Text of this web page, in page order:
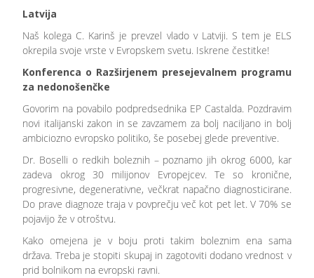
Latvija
Naš kolega C. Karinš je prevzel vlado v Latviji. S tem je ELS
okrepila svoje vrste v Evropskem svetu. Iskrene čestitke!
Konferenca o Razširjenem presejevalnem programu
za nedonošenčke
Govorim na povabilo podpredsednika EP Castalda. Pozdravim
novi italijanski zakon in se zavzamem za bolj naciljano in bolj
ambiciozno evropsko politiko, še posebej glede preventive.
Dr. Boselli o redkih boleznih – poznamo jih okrog 6000, kar
zadeva okrog 30 milijonov Evropejcev. Te so kronične,
progresivne, degenerativne, večkrat napačno diagnosticirane.
Do prave diagnoze traja v povprečju več kot pet let. V 70% se
pojavijo že v otroštvu.
Kako omejena je v boju proti takim boleznim ena sama
država. Treba je stopiti skupaj in zagotoviti dodano vrednost v
prid bolnikom na evropski ravni.